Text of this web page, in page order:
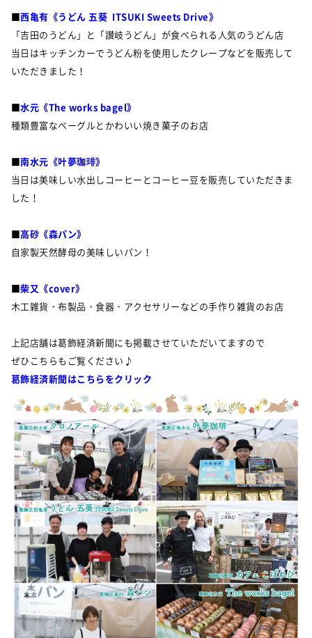
■西亀有《うどん 五葵 ITSUKI Sweets Drive》
「吉田のうどん」と「讃岐うどん」が食べられる人気のうどん店
当日はキッチンカーでうどん粉を使用したクレープなどを販売して
いただきました！
■水元《The works bagel》
種類豊富なベーグルとかわいい焼き菓子のお店
■南水元《叶夢珈琲》
当日は美味しい水出しコーヒーとコーヒー豆を販売していただきま
した！
■高砂《森パン》
自家製天然酵母の美味しいパン！
■柴又《cover》
木工雑貨・布製品・食器・アクセサリーなどの手作り雑貨のお店
上記店舗は葛飾経済新聞にも掲載させていただいてますので
ぜひこちらもご覧ください♪
葛飾経済新聞はこちらをクリック